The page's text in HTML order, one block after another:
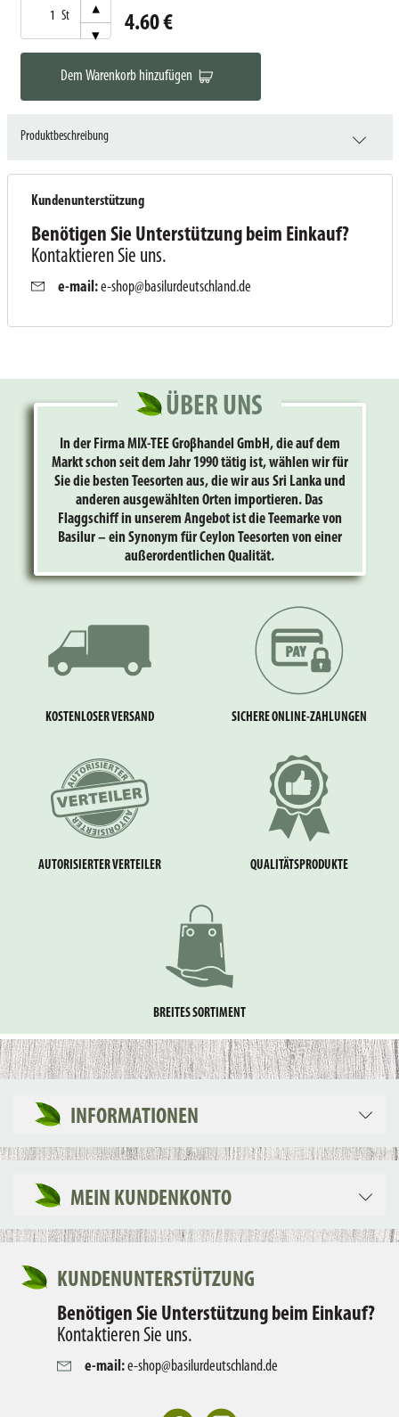
4.60 €
St
▾
▾
Dem Warenkorb hinzufügen
Produktbeschreibung
Kundenunterstützung
Benötigen Sie Unterstützung beim Einkauf?
Kontaktieren Sie uns.
e-mail:e-shop@basilurdeutschland.de
ÜBER UNS
In der Firma MIX-TEE Groβhandel GmbH, die auf dem
Markt schon seit dem Jahr 1990 tätig ist, wählen wir für
Sie die besten Teesorten aus, die wir aus Sri Lanka und
anderen ausgewählten Orten importieren. Das
Flaggschiff in unserem Angebot ist die Teemarke von
Basilur – ein Synonym für Ceylon Teesorten von einer
außerordentlichen Qualität.
KOSTENLOSER VERSAND SICHERE ONLINE-ZAHLUNGEN
AUTORISIERTER VERTEILER QUALITÄTSPRODUKTE
BREITES SORTIMENT
INFORMATIONEN
MEIN KUNDENKONTO
KUNDENUNTERSTÜTZUNG
Benötigen Sie Unterstützung beim Einkauf?
Kontaktieren Sie uns.
e-mail:e-shop@basilurdeutschland.de